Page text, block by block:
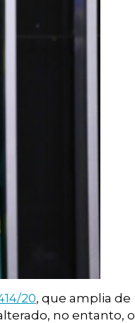
20, que amplia de
no entanto, o